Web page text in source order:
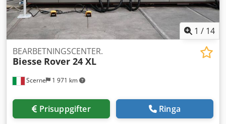
1 / 14
Scerne 1 971 km
BEARBETNINGSCENTER.
Biesse Rover 24 XL
Prisuppgifter Ringa